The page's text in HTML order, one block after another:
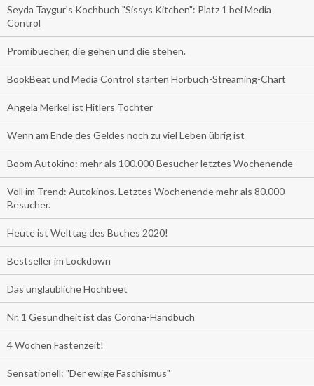
Seyda Taygur's Kochbuch "Sissys Kitchen": Platz 1 bei Media
Control
Promibuecher, die gehen und die stehen.
BookBeat und Media Control starten Hörbuch-Streaming-Chart
Angela Merkel ist Hitlers Tochter
Wenn am Ende des Geldes noch zu viel Leben übrig ist
Boom Autokino: mehr als 100.000 Besucher letztes Wochenende
Voll im Trend: Autokinos. Letztes Wochenende mehr als 80.000
Besucher.
Heute ist Welttag des Buches 2020!
Bestseller im Lockdown
Das unglaubliche Hochbeet
Nr. 1 Gesundheit ist das Corona-Handbuch
4 Wochen Fastenzeit!
Sensationell: "Der ewige Faschismus"